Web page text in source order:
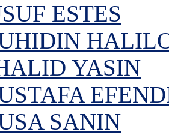
ESTES
YASIN
SANIN